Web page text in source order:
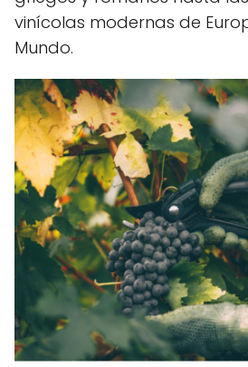
vinícolas modernas de
Mundo.